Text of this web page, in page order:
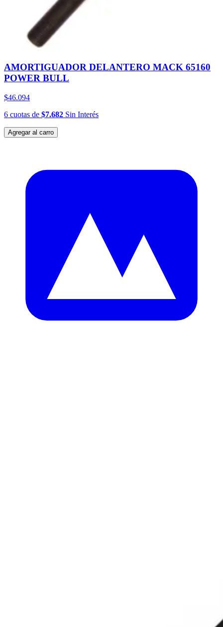
AMORTIGUADOR DELANTERO MACK 65160
POWER BULL
$46.094
6 cuotas de $7.682 Sin Interés
Agregar al carro